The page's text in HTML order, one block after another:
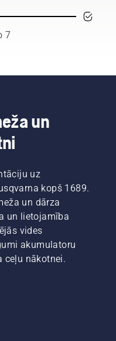
akumulatora
7
un
uz
kopš 1689.
un dārza
un lietojamība
vides
akumulatoru
ceļu nākotnei.